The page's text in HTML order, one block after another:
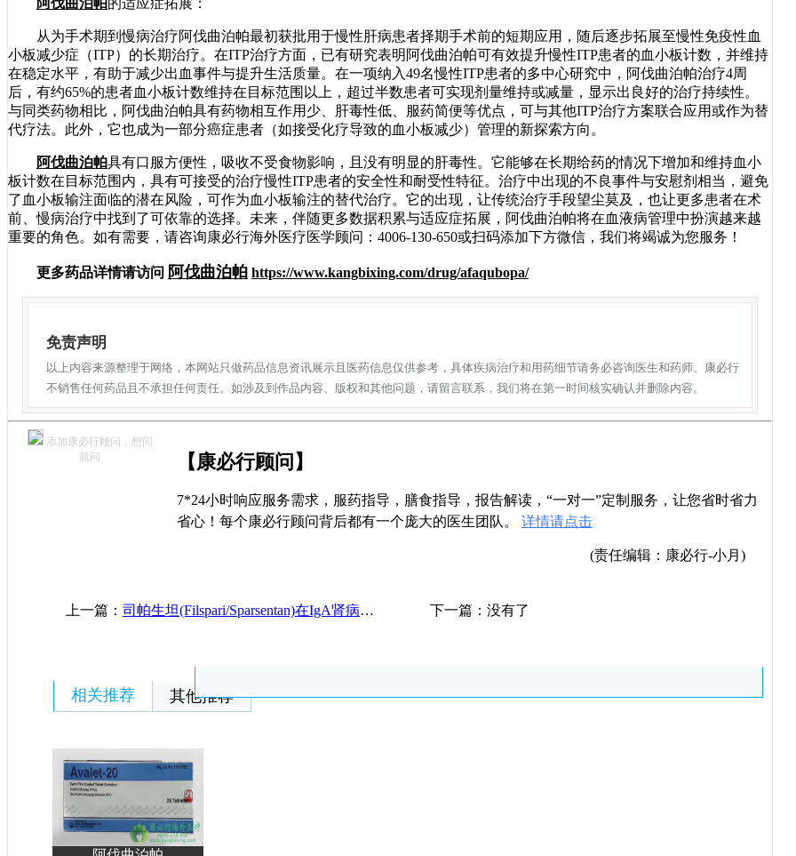
阿伐曲泊帕的适应症拓展：
从为手术期到慢病治疗阿伐曲泊帕最初获批用于慢性肝病患者择期手术前的短期应用，随后逐步拓展至慢性免疫性血
小板减少症（ITP）的长期治疗。在ITP治疗方面，已有研究表明阿伐曲泊帕可有效提升慢性ITP患者的血小板计数，并维持
在稳定水平，有助于减少出血事件与提升生活质量。在一项纳入49名慢性ITP患者的多中心研究中，阿伐曲泊帕治疗4周
后，有约65%的患者血小板计数维持在目标范围以上，超过半数患者可实现剂量维持或减量，显示出良好的治疗持续性。
与同类药物相比，阿伐曲泊帕具有药物相互作用少、肝毒性低、服药简便等优点，可与其他ITP治疗方案联合应用或作为替
代疗法。此外，它也成为一部分癌症患者（如接受化疗导致的血小板减少）管理的新探索方向。
阿伐曲泊帕具有口服方便性，吸收不受食物影响，且没有明显的肝毒性。它能够在长期给药的情况下增加和维持血小
板计数在目标范围内，具有可接受的治疗慢性ITP患者的安全性和耐受性特征。治疗中出现的不良事件与安慰剂相当，避免
了血小板输注面临的潜在风险，可作为血小板输注的替代治疗。它的出现，让传统治疗手段望尘莫及，也让更多患者在术
前、慢病治疗中找到了可依靠的选择。未来，伴随更多数据积累与适应症拓展，阿伐曲泊帕将在血液病管理中扮演越来越
重要的角色。如有需要，请咨询康必行海外医疗医学顾问：4006-130-650或扫码添加下方微信，我们将竭诚为您服务！
更多药品详情请访问 阿伐曲泊帕 https://www.kangbixing.com/drug/afaqubopa/
免责声明
以上内容来源整理于网络，本网站只做药品信息资讯展示且医药信息仅供参考，具体疾病治疗和用药细节请务必咨询医生和药师。康必行
不销售任何药品且不承担任何责任。如涉及到作品内容、版权和其他问题，请留言联系，我们将在第一时间核实确认并删除内容。
添加康必行顾问，想问
就问
【康必行顾问】
7*24小时响应服务需求，服药指导，膳食指导，报告解读，“一对一”定制服务，让您省时省力
省心！每个康必行顾问背后都有一个庞大的医生团队。 详情请点击
(责任编辑：康必行-小月)
上一篇： 司帕生坦(Filspari/Sparsentan)在IgA肾病患者中的疗效和安全性 下一篇：没有了
相关推荐 其他推荐